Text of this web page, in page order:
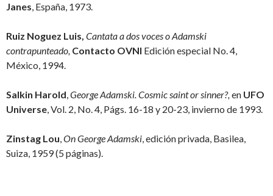
Janes, España, 1973.
Ruiz Noguez Luis, Cantata a dos voces o Adamski
contrapunteado, Contacto OVNI Edición especial No. 4,
México, 1994.
Salkin Harold,George Adamski.Cosmic saint or sinner?, en UFO
Universe, Vol. 2, No. 4, Págs. 16-18 y 20-23, invierno de 1993.
Zinstag Lou,On George Adamski, edición privada, Basilea,
Suiza, 1959 (5 páginas).